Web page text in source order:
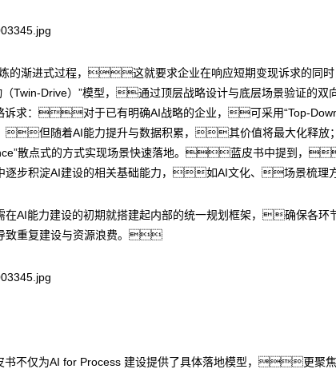
炼的渐进式过程，这就要求企业在响应短期变现诉求的
Twin-Drive）”模型，通过顶层战略设计与底层场景验证的
求：对于已有明确AI战略的企业，可采用“Top-
但随着AI能力提升与数据积累，其价值将最大化释
散点式的方式实现场景快速落地。蓝皮书中提到，
逐步积淀AI建设的相关基础能力，如AI文化、场景
AI能力建设的初期就搭建起内部的统一规划框架，确保各
致重复建设与资源浪费。
不仅为AI for Process 建设提供了具体落地模型，更聚焦